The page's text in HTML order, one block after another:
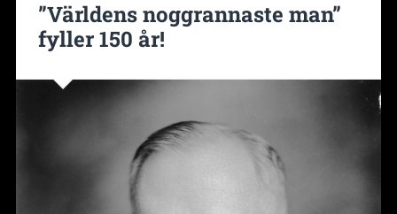
”Världens noggrannaste man”
fyller 150 år!